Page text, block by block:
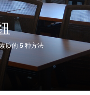
质的 5 种方法